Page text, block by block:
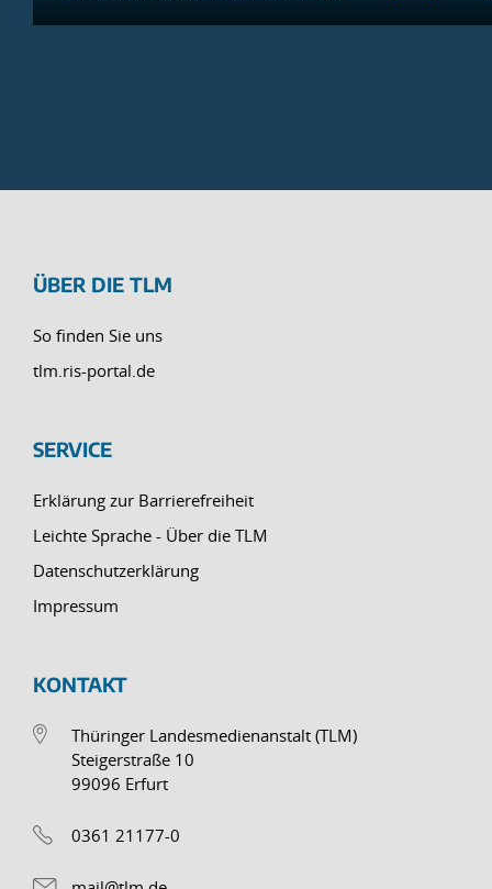
ÜBER DIE TLM
So finden Sie uns
tlm.ris-portal.de
SERVICE
Erklärung zur Barrierefreiheit
Leichte Sprache - Über die TLM
Datenschutzerklärung
Impressum
KONTAKT
Thüringer Landesmedienanstalt (TLM)
Steigerstraße 10
99096 Erfurt
0361 21177-0